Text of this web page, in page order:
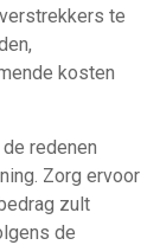
te
kosten
redenen
Zorg ervoor
zult
de